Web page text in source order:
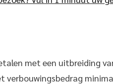
met een uitbreiding
verbouwingsbedrag